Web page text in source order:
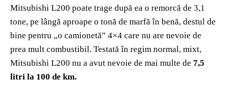
Mitsubishi L200 poate trage după ea o remorcă de 3,1
tone, pe lângă aproape o tonă de marfă în benă, destul de
bine pentru „o camionetă” 4×4 care nu are nevoie de
prea mult combustibil. Testată în regim normal, mixt,
Mitsubishi L200 nu a avut nevoie de mai multe de 7,5
litri la 100 de km.